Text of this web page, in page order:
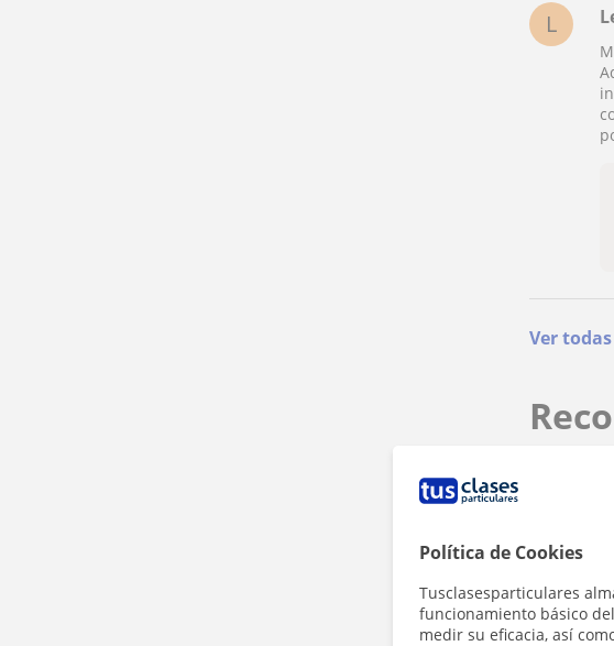
Política de Cookies
Tusclasesparticulares
funcionamiento básico
medir su eficacia, así
L
Ver